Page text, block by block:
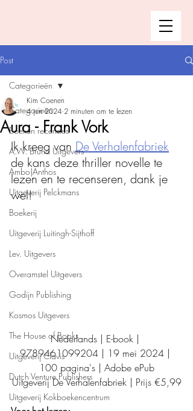
Post
Categorieën
Boeken recensies
A.W. Bruna Uitgevers
Ambo|Anthos
Uitgeverij Pelckmans
Boekerij
Uitgeverij Luitingh-Sijthoff
Lev. Uitgevers
Overamstel Uitgevers
Godijn Publishing
Kosmos Uitgevers
The House of Books
Uitgeverij Clavis
Dutch Venture Publishers
Uitgeverij Kokboekencentrum
Categorieën
Aura - Frank Vork
Kim Coenen
4 jun 2024 2 minuten om te lezen
Ik kreeg van De Verhalenfabriek
de kans deze thriller novelle te
lezen en te recenseren, dank je
wel!
Nederlands | E-book |
9789461099204 | 19 mei 2024 |
100 pagina's | Adobe ePub
Uitgeverij De Verhalenfabriek | Prijs €5,99